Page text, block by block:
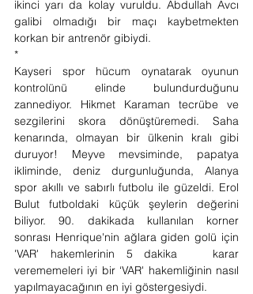
ikinci yarı da kolay vuruldu. Abdullah Avcı
galibi olmadığı bir maçı kaybetmekten
korkan bir antrenör gibiydi.
*
Kayseri spor hücum oynatarak oyunun
kontrolünü elinde bulundurduğunu
zannediyor. Hikmet Karaman tecrübe ve
sezgilerini skora dönüştüremedi. Saha
kenarında, olmayan bir ülkenin kralı gibi
duruyor! Meyve mevsiminde, papatya
ikliminde, deniz durgunluğunda, Alanya
spor akıllı ve sabırlı futbolu ile güzeldi. Erol
Bulut futboldaki küçük şeylerin değerini
biliyor. 90. dakikada kullanılan korner
sonrası Henrique'nin ağlara giden golü için
'VAR' hakemlerinin 5 dakika   karar
verememeleri iyi bir ‘VAR' hakemliğinin nasıl
yapılmayacağının en iyi göstergesiydi.